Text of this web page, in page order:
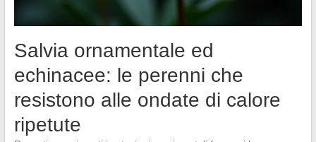
Salvia ornamentale ed
echinacee: le perenni che
resistono alle ondate di calore
ripetute